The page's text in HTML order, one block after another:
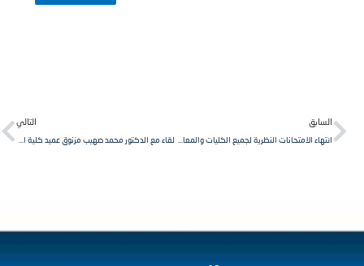
انتهاء الامتحانات النظرية لجميع الكليات والمعاهد في جامعة الشمال الخاصة للدورة الفصلية الثالثة من العام الدراسي 2022-2023 لقاء مع الدكتور محمد صهيب مزنوق عميد كلية التربية في جامعة الشمال الخاصة – سوريا